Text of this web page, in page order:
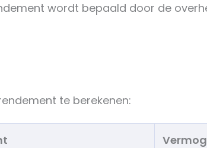
wordt bepaald door de
te berekenen: